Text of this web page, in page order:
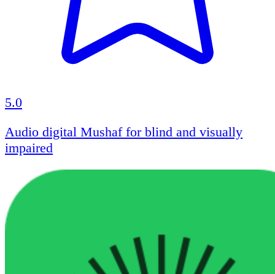
5.0
Audio digital Mushaf for blind and visually
impaired